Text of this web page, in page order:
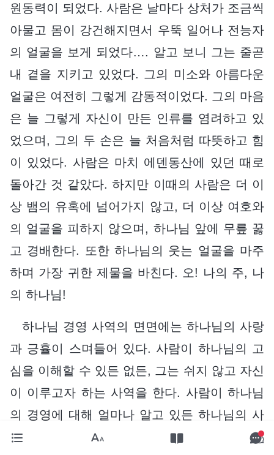
원동력이 되었다. 사람은 날마다 상처가 조금씩
아물고 몸이 강건해지면서 우뚝 일어나 전능자
의 얼굴을 보게 되었다…. 알고 보니 그는 줄곧
내 곁을 지키고 있었다. 그의 미소와 아름다운
얼굴은 여전히 그렇게 감동적이었다. 그의 마음
은 늘 그렇게 자신이 만든 인류를 염려하고 있
었으며, 그의 두 손은 늘 처음처럼 따뜻하고 힘
이 있었다. 사람은 마치 에덴동산에 있던 때로
돌아간 것 같았다. 하지만 이때의 사람은 더 이
상 뱀의 유혹에 넘어가지 않고, 더 이상 여호와
의 얼굴을 피하지 않으며, 하나님 앞에 무릎 꿇
고 경배한다. 또한 하나님의 웃는 얼굴을 마주
하며 가장 귀한 제물을 바친다. 오! 나의 주, 나
의 하나님!
하나님 경영 사역의 면면에는 하나님의 사랑
과 긍휼이 스며들어 있다. 사람이 하나님의 고
심을 이해할 수 있든 없든, 그는 쉬지 않고 자신
이 이루고자 하는 사역을 한다. 사람이 하나님
의 경영에 대해 얼마나 알고 있든 하나님의 사
역이 가져다준 도움과 이익은 모두가 느낄 수